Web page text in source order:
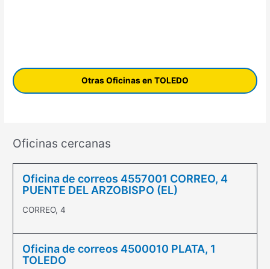
Otras Oficinas en TOLEDO
Oficinas cercanas
Oficina de correos 4557001 CORREO, 4
PUENTE DEL ARZOBISPO (EL)
CORREO, 4
Oficina de correos 4500010 PLATA, 1
TOLEDO